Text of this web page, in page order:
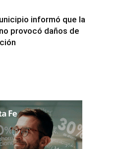
informó que la
provocó daños de